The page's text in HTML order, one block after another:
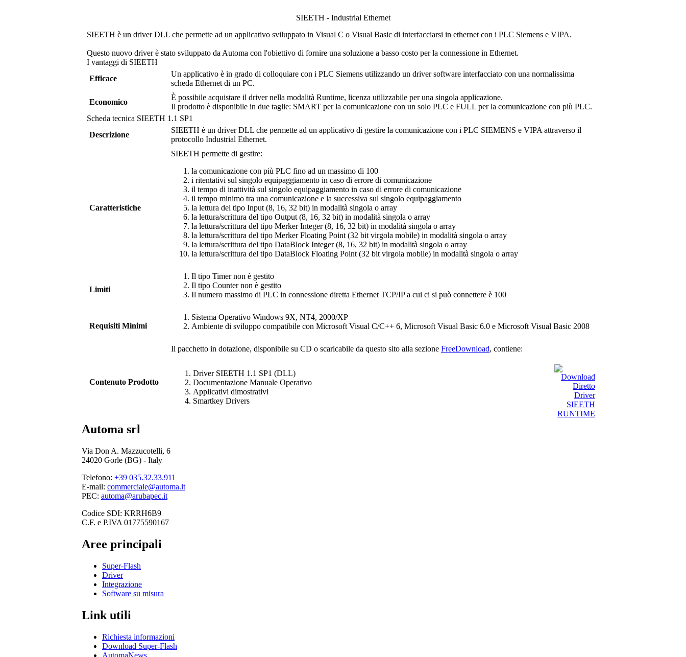
SIEETH - Industrial Ethernet
SIEETH è un driver DLL che permette ad un applicativo sviluppato in Visual C o Visual Basic di interfacciarsi in ethernet con i PLC Siemens e VIPA.
Questo nuovo driver è stato sviluppato da Automa con l'obiettivo di fornire una soluzione a basso costo per la connessione in Ethernet.
I vantaggi di SIEETH
Efficace
Un applicativo è in grado di colloquiare con i PLC Siemens utilizzando un driver software interfacciato con una normalissima
scheda Ethernet di un PC.
Economico
È possibile acquistare il driver nella modalità Runtime, licenza utilizzabile per una singola applicazione.
Il prodotto è disponibile in due taglie: SMART per la comunicazione con un solo PLC e FULL per la comunicazione con più PLC.
Scheda tecnica SIEETH 1.1 SP1
Descrizione
SIEETH è un driver DLL che permette ad un applicativo di gestire la comunicazione con i PLC SIEMENS e VIPA attraverso il
protocollo Industrial Ethernet.
Caratteristiche
SIEETH permette di gestire:
la comunicazione con più PLC fino ad un massimo di 100
i ritentativi sul singolo equipaggiamento in caso di errore di comunicazione
il tempo di inattività sul singolo equipaggiamento in caso di errore di comunicazione
il tempo minimo tra una comunicazione e la successiva sul singolo equipaggiamento
la lettura del tipo Input (8, 16, 32 bit) in modalità singola o array
la lettura/scrittura del tipo Output (8, 16, 32 bit) in modalità singola o array
la lettura/scrittura del tipo Merker Integer (8, 16, 32 bit) in modalità singola o array
la lettura/scrittura del tipo Merker Floating Point (32 bit virgola mobile) in modalità singola o array
la lettura/scrittura del tipo DataBlock Integer (8, 16, 32 bit) in modalità singola o array
la lettura/scrittura del tipo DataBlock Floating Point (32 bit virgola mobile) in modalità singola o array
Limiti
Il tipo Timer non è gestito
Il tipo Counter non è gestito
Il numero massimo di PLC in connessione diretta Ethernet TCP/IP a cui ci si può connettere è 100
Requisiti Minimi
Sistema Operativo Windows 9X, NT4, 2000/XP
Ambiente di sviluppo compatibile con Microsoft Visual C/C++ 6, Microsoft Visual Basic 6.0 e Microsoft Visual Basic 2008
Contenuto Prodotto
Il pacchetto in dotazione, disponibile su CD o scaricabile da questo sito alla sezione FreeDownload, contiene:
Driver SIEETH 1.1 SP1 (DLL)
Documentazione Manuale Operativo
Applicativi dimostrativi
Smartkey Drivers
Automa srl
Via Don A. Mazzucotelli, 6
24020 Gorle (BG) - Italy
Telefono: +39 035.32.33.911
E-mail: commerciale@automa.it
PEC: automa@arubapec.it
Codice SDI: KRRH6B9
C.F. e P.IVA 01775590167
Aree principali
Super-Flash
Driver
Integrazione
Software su misura
Link utili
Richiesta informazioni
Download Super-Flash
AutomaNews